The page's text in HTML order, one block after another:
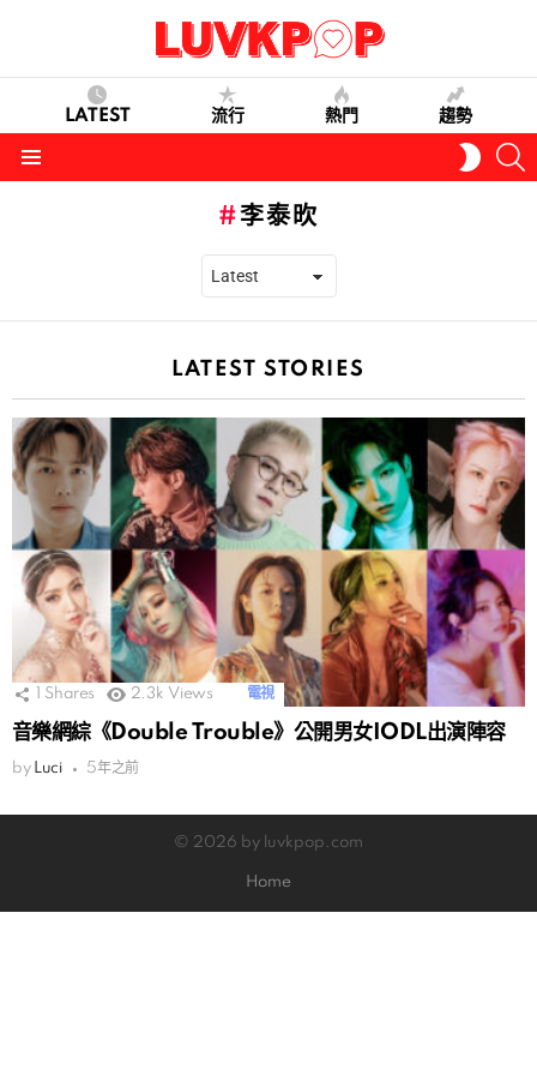
LATEST 流行 熱門 趨勢
SKIN
李泰欥
LATEST STORIES
Shares 2.3k Views 電視
音樂網綜《Double Trouble》公開男女IODL出演陣容
by Luci 5年之前
© 2026 by luvkpop.com
Home